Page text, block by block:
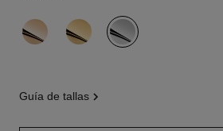
variante (3)
guía de tallas